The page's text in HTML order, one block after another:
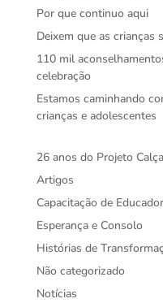
Por que continuo aqui
Deixem que as crianças
110 mil
celebração
Estamos caminhando
crianças e adolescentes
26 anos do Projeto
Artigos
Capacitação de
Esperança e Consolo
Histórias de
Não categorizado
Notícias